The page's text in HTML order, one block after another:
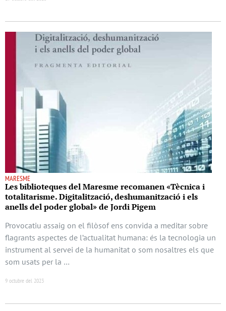
MARESME
Les biblioteques del Maresme recomanen «Tècnica i
totalitarisme. Digitalització, deshumanització i els
anells del poder global» de Jordi Pigem
Provocatiu assaig on el filòsof ens convida a meditar sobre
flagrants aspectes de l’actualitat humana: és la tecnologia un
instrument al servei de la humanitat o som nosaltres els que
som usats per la …
9 octubre del 2023